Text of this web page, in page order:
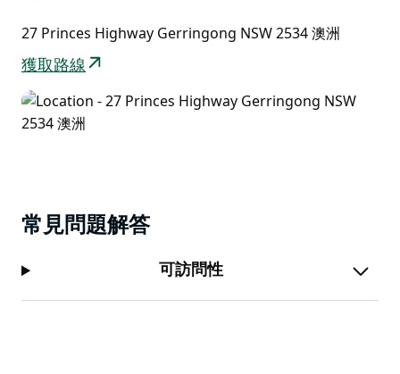
27 Princes Highway Gerringong NSW 2534 澳洲
獲取路線
常見問題解答
可訪問性